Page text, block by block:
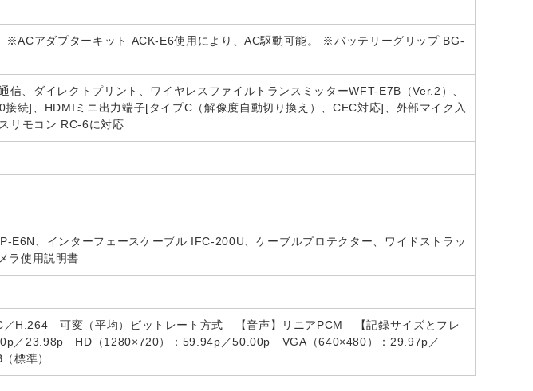
アダプターキット ACK-E6使用により、AC駆動可能。 ※バッテリーグリップ BG-
、ダイレクトプリント、ワイヤレスファイルトランスミッターWFT-E7B（Ver.2）、
続]、HDMIミニ出力端子[タイプC（解像度自動切り換え）、CEC対応]、外部マイク入
リモコン RC-6に対応
E6N、インターフェースケーブル IFC-200U、ケーブルプロテクター、ワイドストラッ
ラ使用説明書
H.264 可変（平均）ビットレート方式 【音声】リニアPCM 【記録サイズとフレ
／23.98p HD（1280×720）：59.94p／50.00p VGA（640×480）：29.97p／
標準）